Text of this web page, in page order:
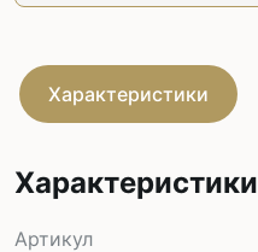
Характеристики
Характеристики
Артикул